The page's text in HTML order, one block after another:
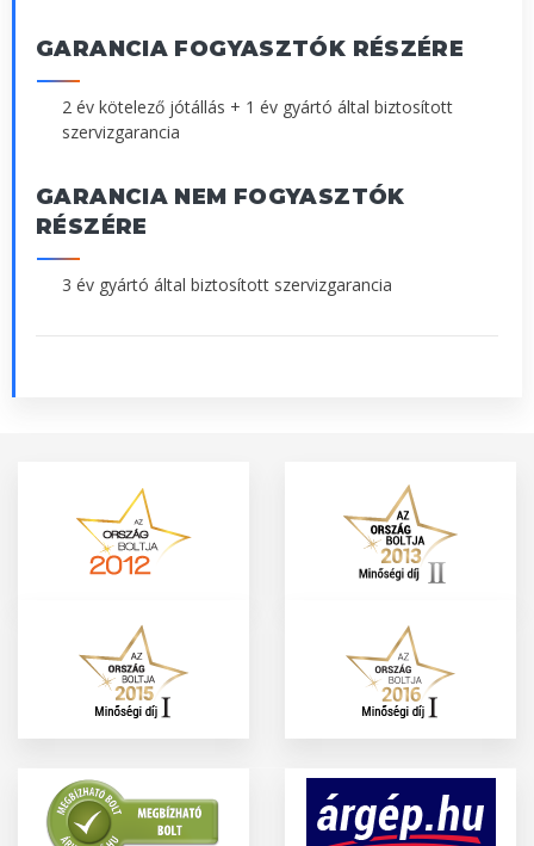
GARANCIA FOGYASZTÓK RÉSZÉRE
2 év kötelező jótállás + 1 év gyártó által biztosított
szervizgarancia
GARANCIA NEM FOGYASZTÓK
RÉSZÉRE
3 év gyártó által biztosított szervizgarancia